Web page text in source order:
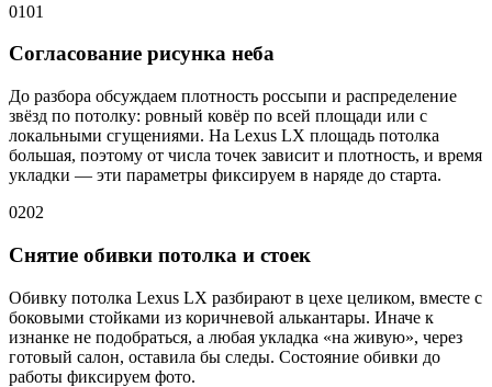
0101
Согласование рисунка неба
До разбора обсуждаем плотность россыпи и распределение
звёзд по потолку: ровный ковёр по всей площади или с
локальными сгущениями. На Lexus LX площадь потолка
большая, поэтому от числа точек зависит и плотность, и время
укладки — эти параметры фиксируем в наряде до старта.
0202
Снятие обивки потолка и стоек
Обивку потолка Lexus LX разбирают в цехе целиком, вместе с
боковыми стойками из коричневой алькантары. Иначе к
изнанке не подобраться, а любая укладка «на живую», через
готовый салон, оставила бы следы. Состояние обивки до
работы фиксируем фото.